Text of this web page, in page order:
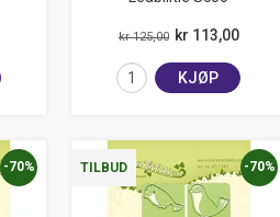
kr 125,00 kr 113,00
KJØP
-70% TILBUD -70%